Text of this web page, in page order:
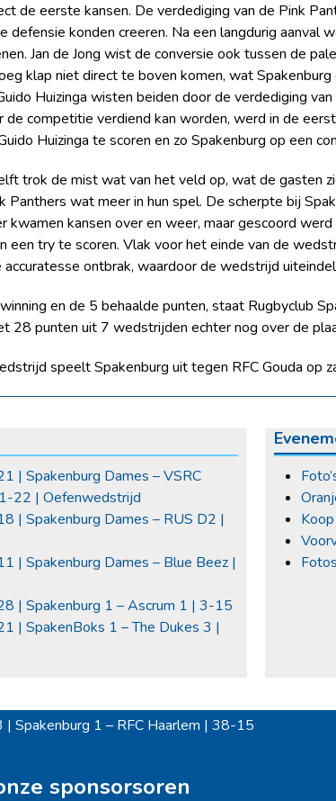
de eerste kansen. De verdediging van de Pink
defensie konden creeren. Na een langdurig aanval
Jan de Jong wist de conversie ook tussen de
klap niet direct te boven komen, wat
Huizinga wisten beiden door de verdediging
de competitie verdiend kan worden, werd in de
Huizinga te scoren en zo Spakenburg op een
trok de mist wat van het veld op, wat de gasten
Panthers wat meer in hun spel. De scherpte bij
kwamen kansen over en weer, maar gescoord
een try te scoren. Vlak voor het einde van de
accuratesse ontbrak, waardoor de wedstrijd
en de 5 behaalde punten, staat Rugbyclub
28 punten uit 7 wedstrijden echter nog over de
speelt Spakenburg uit tegen RFC Gouda op
| Spakenburg Dames – VSRC
22 | Oefenwedstrijd
| Spakenburg Dames – RUS D2 |
| Spakenburg Dames – Blue Beez |
| Spakenburg 1 – Ascrum 1 | 3-15
| SpakenBoks 1 – The Dukes 3 |
Spakenburg 1 – RFC Haarlem | 38-15
sponsorsoren